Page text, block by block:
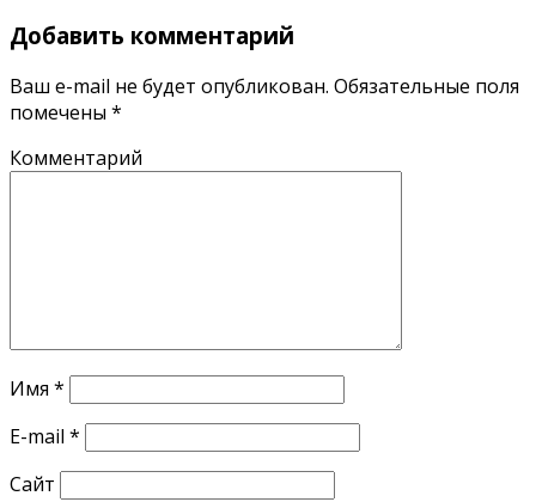
Добавить комментарий
Ваш e-mail не будет опубликован. Обязательные поля
помечены *
Комментарий
Имя *
E-mail *
Сайт